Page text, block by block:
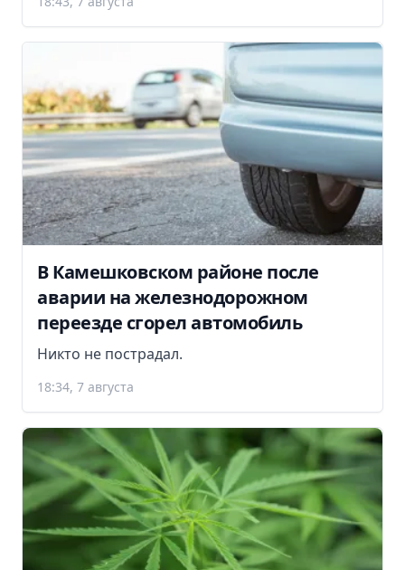
В Камешковском районе после
аварии на железнодорожном
переезде сгорел автомобиль
Никто не пострадал.
18:34, 7 августа